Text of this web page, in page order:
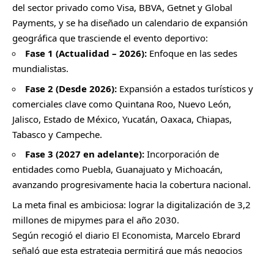
del sector privado como Visa, BBVA, Getnet y Global
Payments, y se ha diseñado un calendario de expansión
geográfica que trasciende el evento deportivo:
Fase 1 (Actualidad – 2026): Enfoque en las sedes
mundialistas.
Fase 2 (Desde 2026): Expansión a estados turísticos y
comerciales clave como Quintana Roo, Nuevo León,
Jalisco, Estado de México, Yucatán, Oaxaca, Chiapas,
Tabasco y Campeche.
Fase 3 (2027 en adelante): Incorporación de
entidades como Puebla, Guanajuato y Michoacán,
avanzando progresivamente hacia la cobertura nacional.
La meta final es ambiciosa: lograr la digitalización de 3,2
millones de mipymes para el año 2030.
Según recogió el diario El Economista, Marcelo Ebrard
señaló que esta estrategia permitirá que más negocios